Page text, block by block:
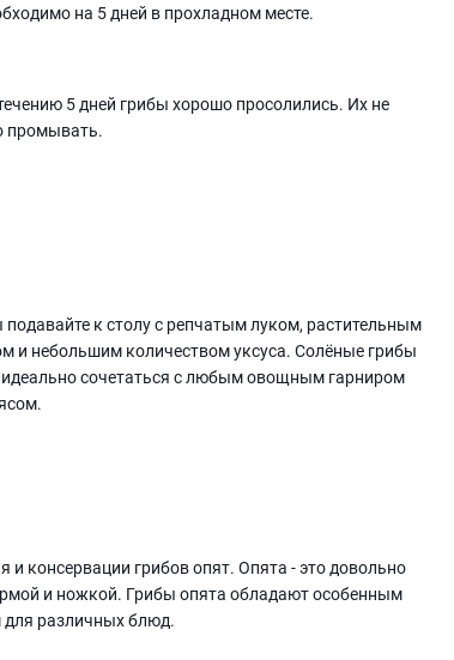
на 5 дней в прохладном месте.
5 дней грибы хорошо просолились. Их не
промывать.
подавайте к столу с репчатым луком, растительным
и небольшим количеством уксуса. Солёные грибы
идеально сочетаться с любым овощным гарниром
и консервации грибов опят. Опята - это довольно
и ножкой. Грибы опята обладают особенным
для различных блюд.